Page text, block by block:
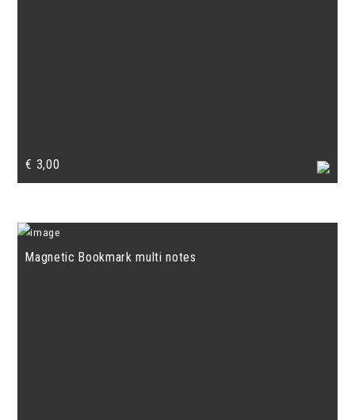
€ 3,00
Magnetic Bookmark multi notes